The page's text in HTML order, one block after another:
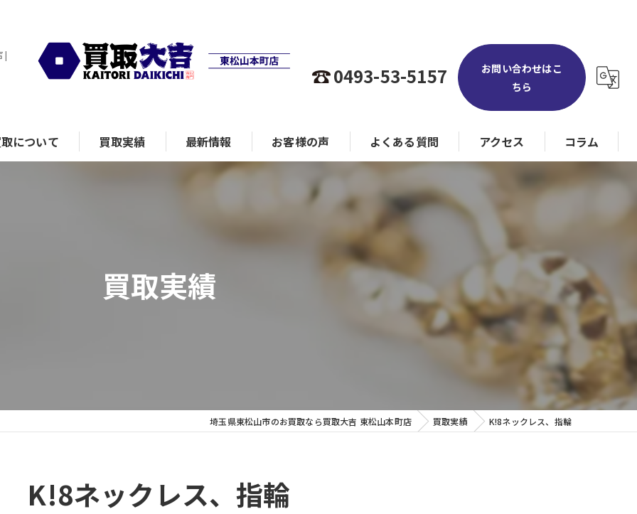
|
0493-53-5157
お問い合わせはこ
ちら
について 買取実績 最新情報 お客様の声 よくある質問 アクセス コラム
買取実績
埼玉県東松山市のお買取なら買取大吉 東松山本町店 買取実績 K!8ネックレス、指輪
K!8ネックレス、指輪